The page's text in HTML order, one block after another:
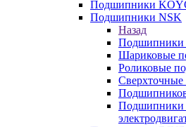
Подшипники
Подшипники NSK
Назад
Подшипники
Шариковые
Роликовые